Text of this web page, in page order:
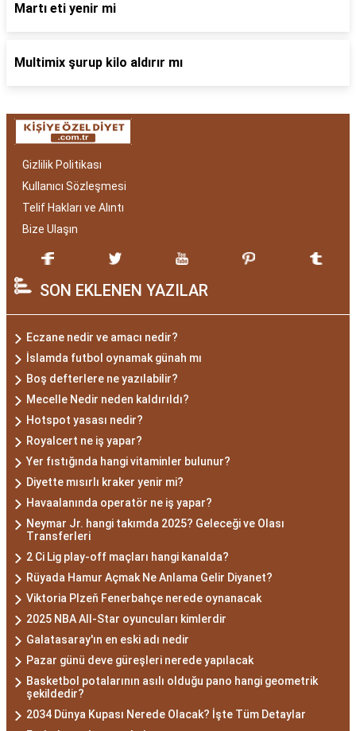
Martı eti yenir mi
Multimix şurup kilo aldırır mı
Gizlilik Politikası
Kullanıcı Sözleşmesi
Telif Hakları ve Alıntı
Bize Ulaşın
SON EKLENEN YAZILAR
Eczane nedir ve amacı nedir?
İslamda futbol oynamak günah mı
Boş defterlere ne yazılabilir?
Mecelle Nedir neden kaldırıldı?
Hotspot yasası nedir?
Royalcert ne iş yapar?
Yer fıstığında hangi vitaminler bulunur?
Diyette mısırlı kraker yenir mi?
Havaalanında operatör ne iş yapar?
Neymar Jr. hangi takımda 2025? Geleceği ve Olası
Transferleri
2 Ci Lig play-off maçları hangi kanalda?
Rüyada Hamur Açmak Ne Anlama Gelir Diyanet?
Viktoria Plzeň Fenerbahçe nerede oynanacak
2025 NBA All-Star oyuncuları kimlerdir
Galatasaray'ın en eski adı nedir
Pazar günü deve güreşleri nerede yapılacak
Basketbol potalarının asılı olduğu pano hangi geometrik
şekildedir?
2034 Dünya Kupası Nerede Olacak? İşte Tüm Detaylar